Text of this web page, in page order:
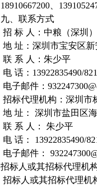
18910667200、
九、联系方式
招 标 人：中粮（深圳
地 址：深圳市宝安区
联 系 人：朱少平
电 话：13922835490/
电子邮件：
招标代理机构：深圳市
地 址： 深圳市盐田区
联 系 人： 朱少平
电 话： 13922835490/
电子邮件：
招标人或其招标代理机
招标人或其招标代理机